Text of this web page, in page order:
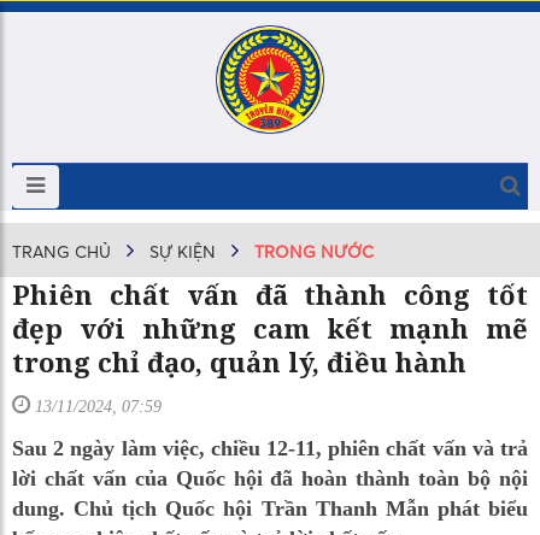
TRANG CHỦ SỰ KIỆN TRONG NƯỚC
Phiên chất vấn đã thành công tốt
đẹp với những cam kết mạnh mẽ
trong chỉ đạo, quản lý, điều hành
13/11/2024, 07:59
Sau 2 ngày làm việc, chiều 12-11, phiên chất vấn và trả
lời chất vấn của Quốc hội đã hoàn thành toàn bộ nội
dung. Chủ tịch Quốc hội Trần Thanh Mẫn phát biểu